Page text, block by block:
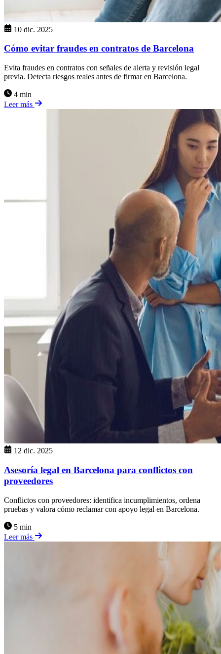
10 dic. 2025
Cómo evitar fraudes en contratos de Barcelona
Evita fraudes en contratos con señales de alerta y revisión legal
previa. Detecta riesgos reales antes de firmar en Barcelona.
4 min
Leer más
12 dic. 2025
Asesoría legal en Barcelona para conflictos con
proveedores
Conflictos con proveedores: identifica incumplimientos, ordena
pruebas y valora cómo reclamar con apoyo legal en Barcelona.
5 min
Leer más